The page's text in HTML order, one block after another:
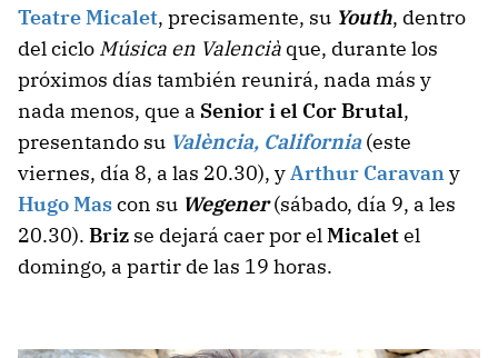
Teatre Micalet, precisamente, su Youth, dentro
del ciclo Música en Valencià que, durante los
próximos días también reunirá, nada más y
nada menos, que a Senior i el Cor Brutal,
presentando su València, California(este
viernes, día 8, a las 20.30), yArthur Caravany
Hugo Mascon su Wegener(sábado, día 9, a les
20.30). Briz se dejará caer por elMicaletel
domingo, a partir de las 19 horas.